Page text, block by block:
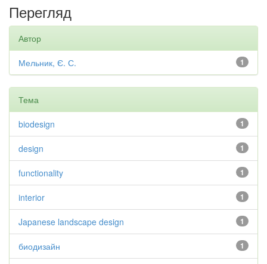
Перегляд
Автор
1
Мельник, Є. С.
Тема
1
biodesign
1
design
1
functionality
1
interior
1
Japanese landscape design
1
биодизайн